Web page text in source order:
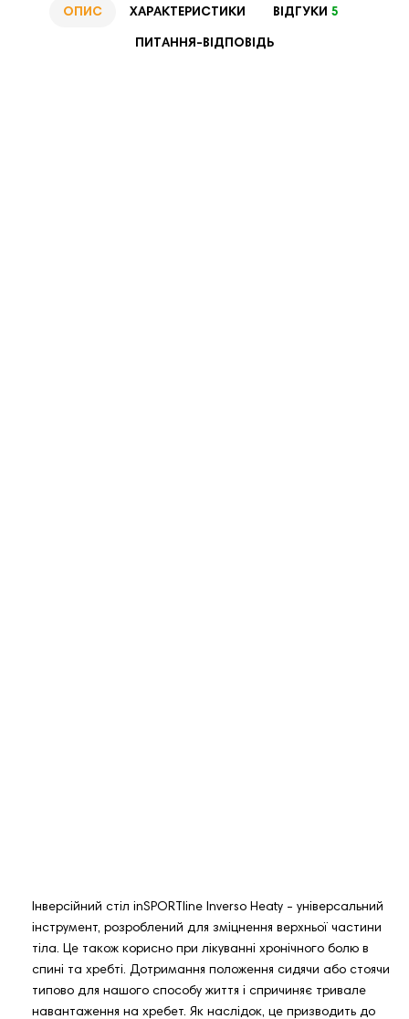
ОПИС ХАРАКТЕРИСТИКИ ВІДГУКИ 5
ПИТАННЯ-ВІДПОВІДЬ
Інверсійний стіл inSPORTline Inverso Heaty - універсальний
інструмент, розроблений для зміцнення верхньої частини
тіла. Це також корисно при лікуванні хронічного болю в
спині та хребті. Дотримання положення сидячи або стоячи
типово для нашого способу життя і спричиняє тривале
навантаження на хребет. Як наслідок, це призводить до